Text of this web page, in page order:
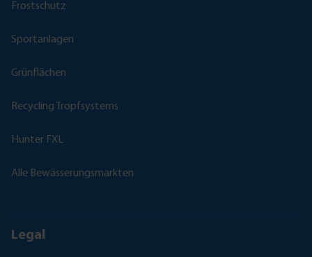
Frostschutz
Sportanlagen
Grünflächen
Recycling Tropfsystems
Hunter FXL
Alle Bewässerungsmarkten
Legal